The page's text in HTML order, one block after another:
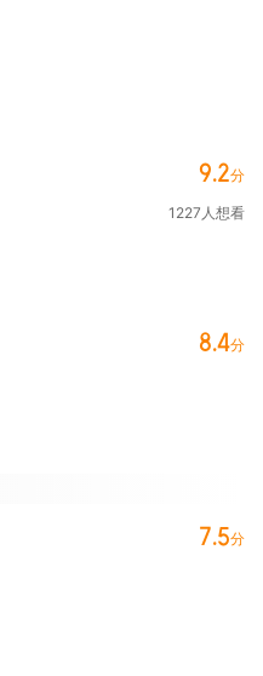
9.2分
1227 人想看
8.4分
7.5分